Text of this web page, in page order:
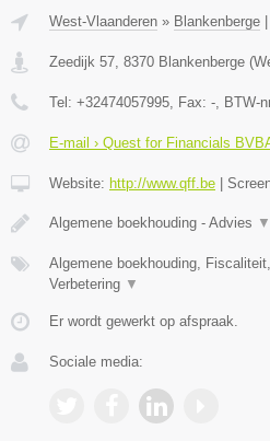
West-Vlaanderen » Blankenberge
Zeedijk 57, 8370 Blankenberge (
Tel: +32474057995, Fax: -, BTW-
E-mail › Quest for Financials
Website: http://www.qff.be
Algemene boekhouding - Advies ▼
Algemene boekhouding,
Verbetering ▼
Er wordt gewerkt op afspraak.
Sociale media: